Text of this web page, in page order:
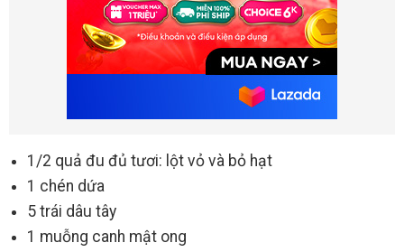
1/2 quả đu đủ tươi: lột vỏ và bỏ hạt
1 chén dứa
5 trái dâu tây
1 muỗng canh mật ong